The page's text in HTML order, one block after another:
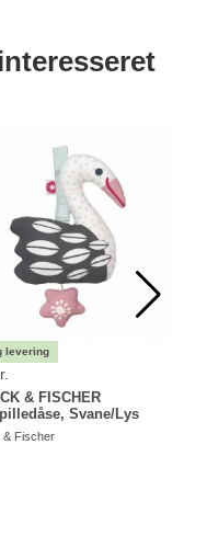
& FISCHER
Svane/Lys
& Fischer